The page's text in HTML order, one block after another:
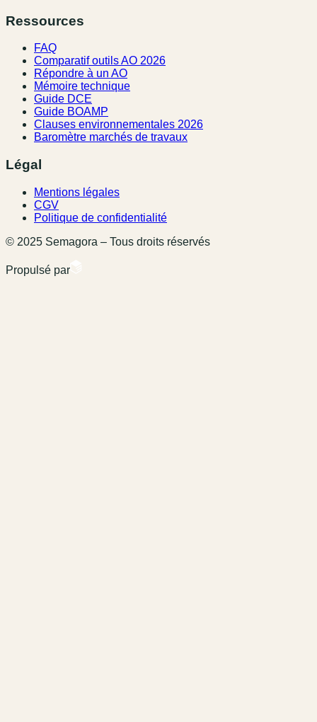
Ressources
FAQ
Comparatif outils AO 2026
Répondre à un AO
Mémoire technique
Guide DCE
Guide BOAMP
Clauses environnementales 2026
Baromètre marchés de travaux
Légal
Mentions légales
CGV
Politique de confidentialité
© 2025 Semagora – Tous droits réservés
Propulsé par